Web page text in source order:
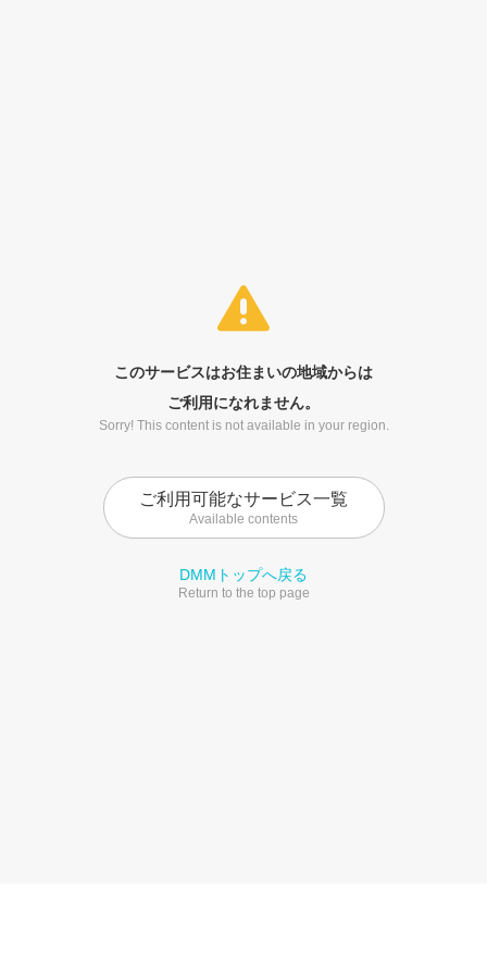
このサービスはお住まいの地域からは
ご利用になれません。
Sorry! This content is not available in your region.
ご利用可能なサービス一覧
Available contents
DMMトップへ戻る
Return to the top page